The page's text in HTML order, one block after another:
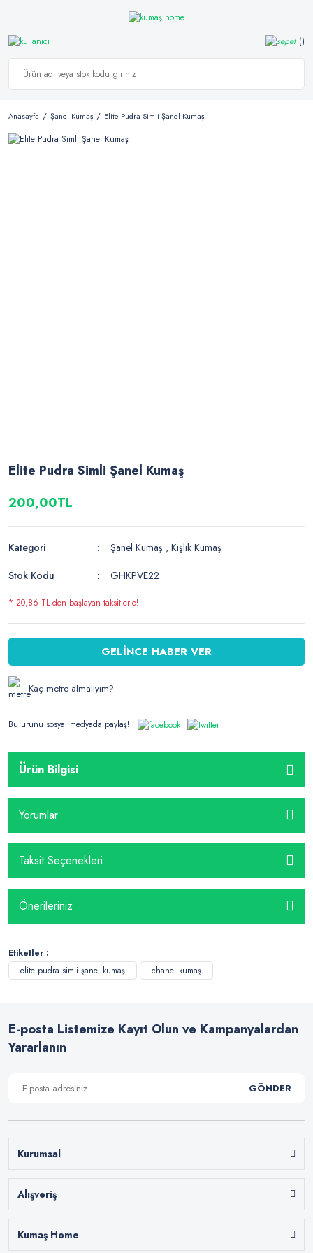
Anasayfa Şanel Kumaş Elite Pudra Simli Şanel Kumaş
Elite Pudra Simli Şanel Kumaş
200,00TL
Kategori Şanel Kumaş ,Kışlık Kumaş
Stok Kodu
GHKPVE22
* 20,86 TL den başlayan taksitlerle!
GELİNCE HABER VER
Kaç metre almalıyım?
Bu ürünü sosyal medyada paylaş!
Ürün Bilgisi
Yorumlar
Taksit Seçenekleri
Önerileriniz
Etiketler :
elite pudra simli şanel kumaş
chanel kumaş
E-posta Listemize Kayıt Olun ve Kampanyalardan
Yararlanın
GÖNDER
Kurumsal
Alışveriş
Kumaş Home